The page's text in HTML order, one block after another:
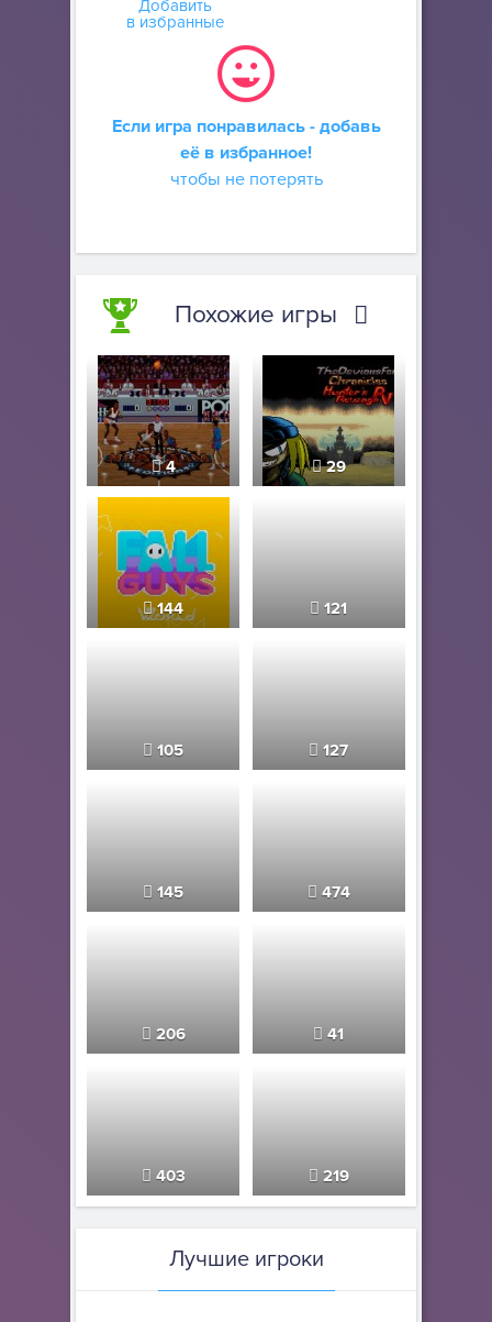
Добавить
в избранные
Если игра понравилась - добавь
её в избранное!
чтобы не потерять
Похожие игры
4 29
144 121
105 127
145 474
206 41
403 219
Лучшие игроки